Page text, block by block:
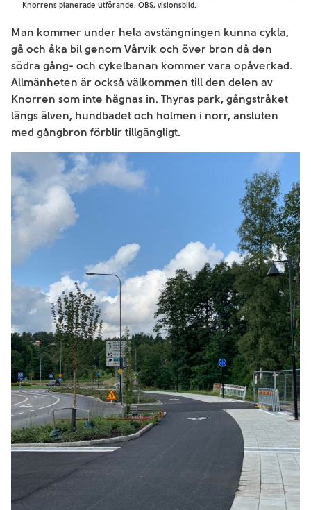
Knorrens planerade utförande. OBS, visionsbild.
Man kommer under hela avstängningen kunna cykla,
gå och åka bil genom Vårvik och över bron då den
södra gång- och cykelbanan kommer vara opåverkad.
Allmänheten är också välkommen till den delen av
Knorren som inte hägnas in. Thyras park, gångstråket
längs älven, hundbadet och holmen i norr, ansluten
med gångbron förblir tillgängligt.